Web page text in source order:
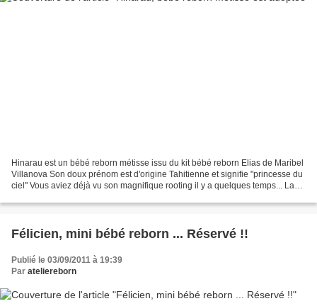
Hinarau est un bébé reborn métisse issu du kit bébé reborn Elias de Maribel
Villanova Son doux prénom est d'origine Tahitienne et signifie "princesse du
ciel" Vous aviez déjà vu son magnifique rooting il y a quelques temps... La
Félicien, mini bébé reborn ... Réservé !!
Publié le 03/09/2011 à 19:39
Par ateliereborn